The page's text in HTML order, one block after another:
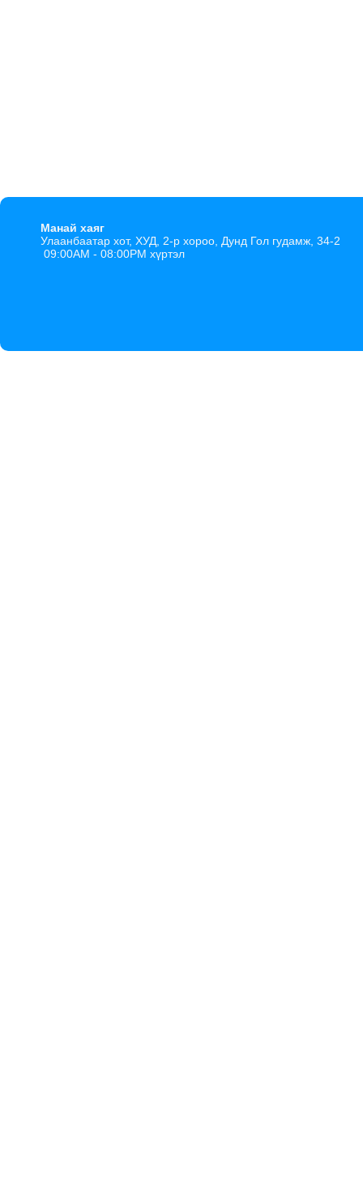
Манай хаяг
Улаанбаатар хот, ХУД, 2-р хороо, Дунд Гол гудамж, 34-2
09:00AM - 08:00PM хүртэл